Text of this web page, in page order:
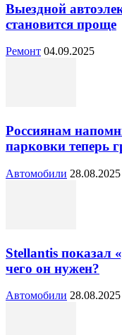
Выездной
становится проще
Ремонт 04.09.2025
Россиянам
парковки теперь
Автомобили 28.08.2025
Stellantis показал
чего он нужен?
Автомобили 28.08.2025